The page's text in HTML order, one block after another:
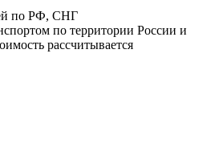
по РФ, СНГ
по территории России и
рассчитывается